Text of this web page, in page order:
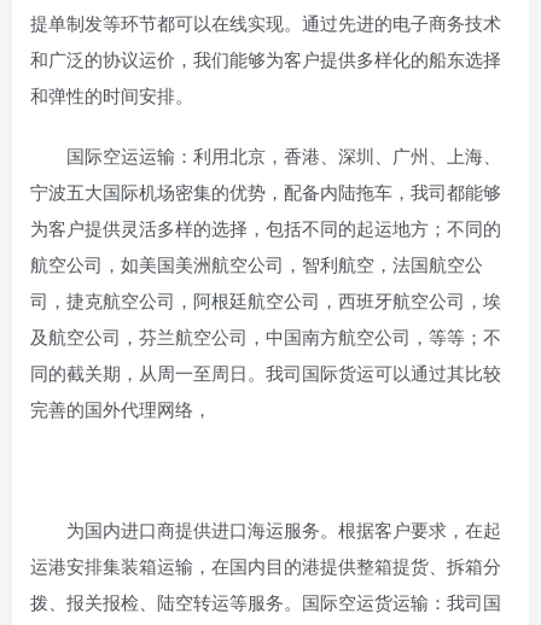
提单制发等环节都可以在线实现。通过先进的电子商务技术
和广泛的协议运价，我们能够为客户提供多样化的船东选择
和弹性的时间安排。
国际空运运输：利用北京，香港、深圳、广州、上海、
宁波五大国际机场密集的优势，配备内陆拖车，我司都能够
为客户提供灵活多样的选择，包括不同的起运地方；不同的
航空公司，如美国美洲航空公司，智利航空，法国航空公
司，捷克航空公司，阿根廷航空公司，西班牙航空公司，埃
及航空公司，芬兰航空公司，中国南方航空公司，等等；不
同的截关期，从周一至周日。我司国际货运可以通过其比较
完善的国外代理网络，
为国内进口商提供进口海运服务。根据客户要求，在起
运港安排集装箱运输，在国内目的港提供整箱提货、拆箱分
拨、报关报检、陆空转运等服务。国际空运货运输：我司国